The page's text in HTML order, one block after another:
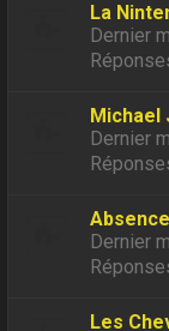
La
Dernier
Michael
Dernier
Dernier
Les